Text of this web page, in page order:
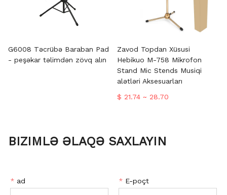
G6008 Təcrübə Baraban Pad
- peşəkar təlimdən zövq alın
Zavod Topdan Xüsusi
Hebikuo M-758 Mikrofon
Stand Mic Stends Musiqi
alətləri Aksesuarları
$ 21.74 ~ 28.70
BIZIMLƏ ƏLAQƏ SAXLAYIN
* ad * E-poçt